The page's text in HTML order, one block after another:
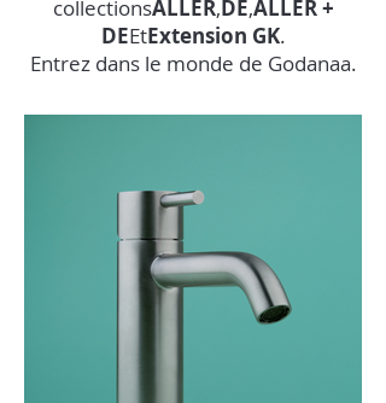
collectionsALLER, DE,ALLER +
DEEtExtension GK.
Entrez dans le monde de Godanaa.